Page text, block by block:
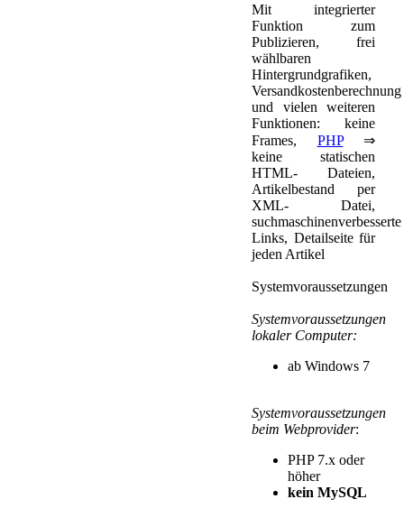
Mit integrierter
Funktion zum
Publizieren, frei
wählbaren
Hintergrundgrafiken,
Versandkostenberechnung
und vielen weiteren
Funktionen: keine
Frames, PHP⇒
keine statischen
HTML- Dateien,
Artikelbestand per
XML- Datei,
suchmaschinenverbesserte
Links, Detailseite für
jeden Artikel
Systemvoraussetzungen
Systemvoraussetzungen
lokaler Computer:
ab Windows 7
Systemvoraussetzungen
beim Webprovider:
PHP 7.x oder
höher
kein MySQL